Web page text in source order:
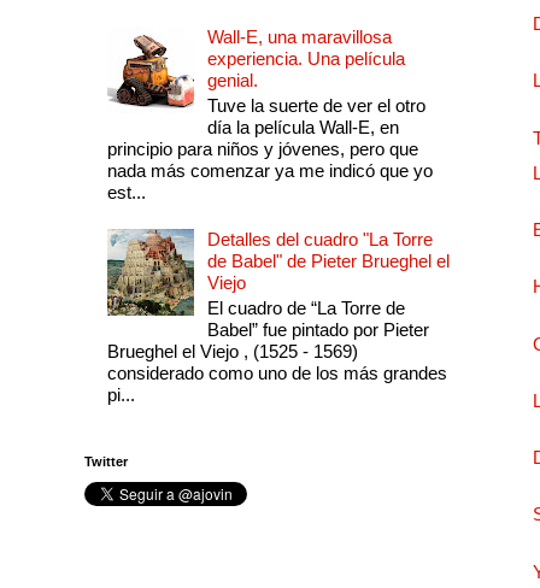
Wall-E, una maravillosa
experiencia. Una película
genial.
Tuve la suerte de ver el otro
día la película Wall-E, en
principio para niños y jóvenes, pero que
nada más comenzar ya me indicó que yo
est...
Detalles del cuadro "La Torre
de Babel" de Pieter Brueghel el
Viejo
El cuadro de “La Torre de
Babel” fue pintado por Pieter
Brueghel el Viejo , (1525 - 1569)
considerado como uno de los más grandes
pi...
Twitter